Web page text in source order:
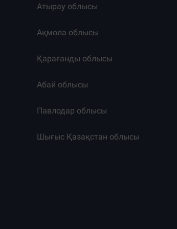
Атырау облысы
Ақмола облысы
Қарағанды облысы
Абай облысы
Павлодар облысы
Шығыс Қазақстан облысы